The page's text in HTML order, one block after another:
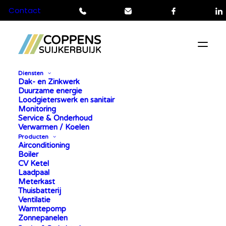
Contact Telefoon Mail Facebook
Diensten
Dak- en Zinkwerk
Duurzame energie
Loodgieterswerk en sanitair
Monitoring
Service & Onderhoud
Verwarmen / Koelen
Producten
Airconditioning
Boiler
CV Ketel
Laadpaal
Meterkast
Thuisbatterij
Ventilatie
Warmtepomp
Zonnepanelen
BEDANKT VOOR UW
BERICHT
We hebben uw gegevens in goede orde
ontvangen en onze specialisten gaan hier direct
mee aan de slag.
We nemen zo snel mogelijk contact met u op om